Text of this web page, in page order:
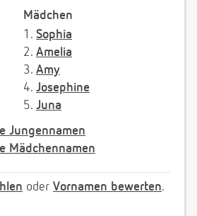
Mädchen
1. Sophia
2. Amelia
3. Amy
4. Josephine
5. Juna
Jungennamen
Mädchennamen
oder Vornamen bewerten.